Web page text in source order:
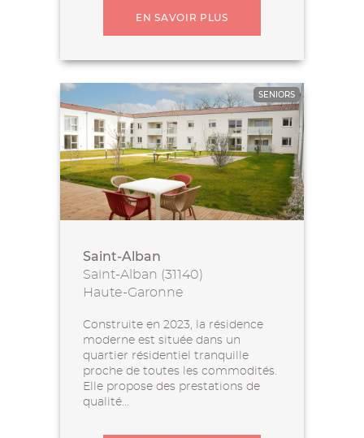
EN SAVOIR PLUS
SENIORS
Saint-Alban
Saint-Alban (31140)
Haute-Garonne
Construite en 2023, la résidence
moderne est située dans un
quartier résidentiel tranquille
proche de toutes les commodités.
Elle propose des prestations de
qualité...